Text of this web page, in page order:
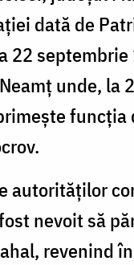
dată de
22
unde, la
funcția
autorităților
nevoit să
revenind